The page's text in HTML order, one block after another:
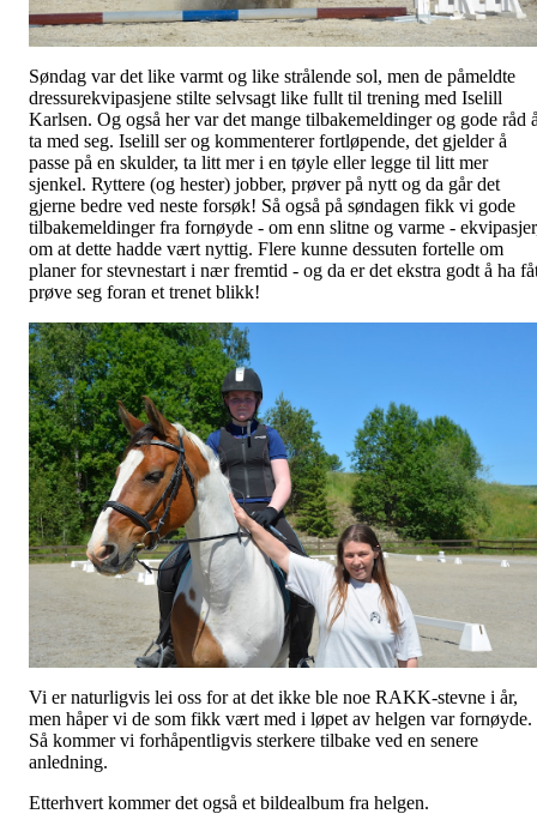
Søndag var det like varmt og like strålende sol, men de påmeldte
dressurekvipasjene stilte selvsagt like fullt til trening med Iselill
Karlsen. Og også her var det mange tilbakemeldinger og gode råd
ta med seg. Iselill ser og kommenterer fortløpende, det gjelder å
passe på en skulder, ta litt mer i en tøyle eller legge til litt mer
sjenkel. Ryttere (og hester) jobber, prøver på nytt og da går det
gjerne bedre ved neste forsøk! Så også på søndagen fikk vi gode
tilbakemeldinger fra fornøyde - om enn slitne og varme -
om at dette hadde vært nyttig. Flere kunne dessuten fortelle om
planer for stevnestart i nær fremtid - og da er det ekstra godt å ha
prøve seg foran et trenet blikk!
Vi er naturligvis lei oss for at det ikke ble noe RAKK-stevne i år,
men håper vi de som fikk vært med i løpet av helgen var fornøyde.
Så kommer vi forhåpentligvis sterkere tilbake ved en senere
anledning.
Etterhvert kommer det også et bildealbum fra helgen.